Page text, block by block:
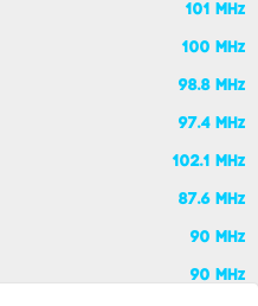
101 MHz
100 MHz
98.8 MHz
97.4 MHz
102.1 MHz
87.6 MHz
90 MHz
90 MHz